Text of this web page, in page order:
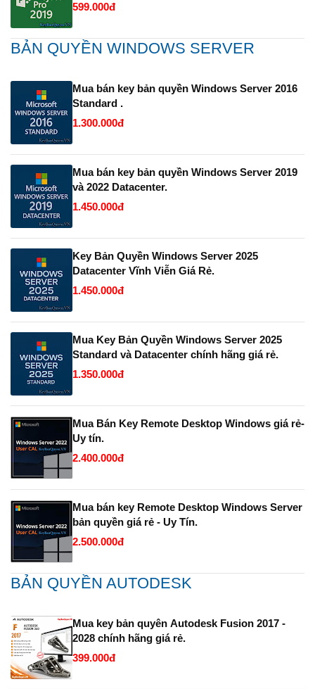
599.000đ
BẢN QUYỀN WINDOWS SERVER
Mua bán key bản quyền Windows Server 2016
Standard .
1.300.000đ
Mua bán key bản quyền Windows Server 2019
và 2022 Datacenter.
1.450.000đ
Key Bản Quyền Windows Server 2025
Datacenter Vĩnh Viễn Giá Rẻ.
1.450.000đ
Mua Key Bản Quyền Windows Server 2025
Standard và Datacenter chính hãng giá rẻ.
1.350.000đ
Mua Bán Key Remote Desktop Windows giá rẻ-
Uy tín.
2.400.000đ
Mua bán key Remote Desktop Windows Server
bản quyền giá rẻ - Uy Tín.
2.500.000đ
BẢN QUYỀN AUTODESK
Mua key bản quyên Autodesk Fusion 2017 -
2028 chính hãng giá rẻ.
399.000đ